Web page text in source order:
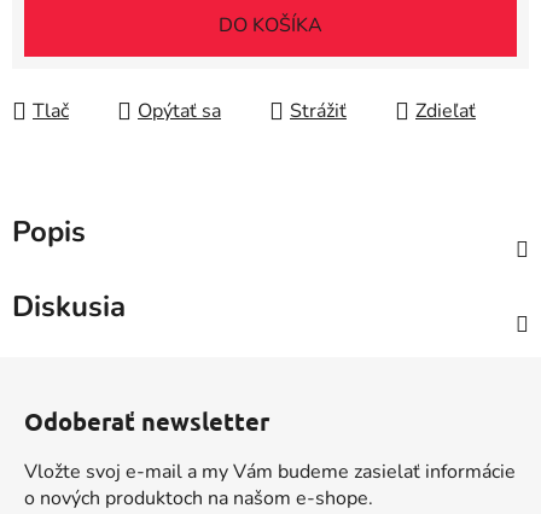
DO KOŠÍKA
Tlač Opýtať sa Strážiť Zdieľať
Popis
Diskusia
Odoberať newsletter
Vložte svoj e-mail a my Vám budeme zasielať informácie
o nových produktoch na našom e-shope.